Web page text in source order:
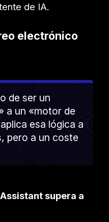
de IA.
electrónico
de ser un
a un «motor de
esa lógica a
pero a un coste
supera a